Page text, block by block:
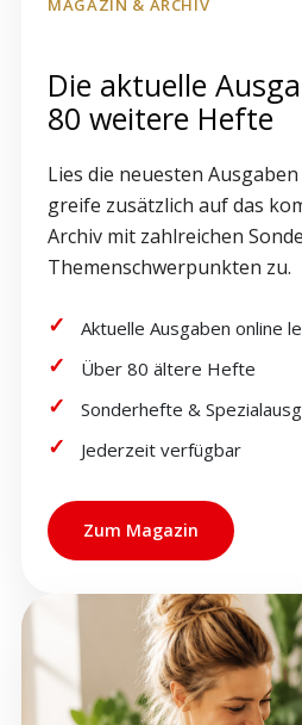
MAGAZIN & ARCHIV
Die aktuelle
80 weitere Hefte
Lies die neuesten
greife zusätzlich auf das
Archiv mit zahlreichen
Themenschwerpunkten zu.
Aktuelle Ausgaben online
Über 80 ältere Hefte
Sonderhefte &
Jederzeit verfügbar
Zum Magazin